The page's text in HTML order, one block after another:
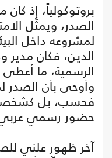
بروتوكولياً، إذ
الصدر، ويمثّل
لمشروعه داخل
الدين، فكان مدير
الرسمية، ما
وأوحى بأن الصدر
فحسب، بل
حضور رسمي
آخر ظهور علني